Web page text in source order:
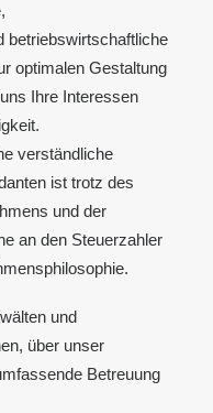
betriebswirtschaftliche
optimalen Gestaltung
Ihre Interessen
verständliche
ist trotz des
und der
an den Steuerzahler
und
über unser
Betreuung